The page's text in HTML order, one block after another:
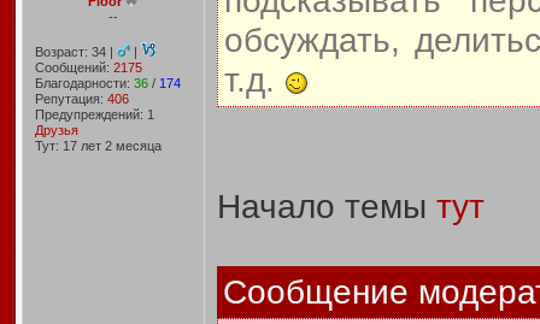
--
Возраст: 34 |
|
Сообщений: 2175
Благодарности: 36/ 174
Репутация: 406
Предупреждений: 1
Друзья
Тут: 17 лет 2 месяцa
обсуждать,
т.д.
Начало темы тут
Сообщение